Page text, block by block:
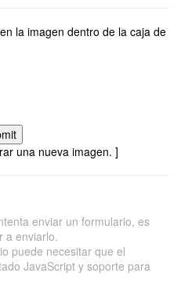
la imagen dentro de la caja de
una nueva imagen. ]
enviar un formulario, es
a enviarlo.
puede necesitar que el
JavaScript y soporte para